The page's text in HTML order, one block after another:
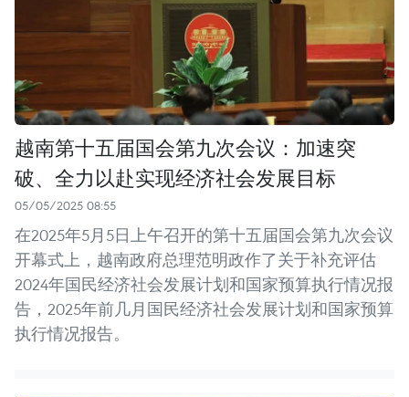
越南第十五届国会第九次会议：加速突
破、全力以赴实现经济社会发展目标
05/05/2025 08:55
在2025年5月5日上午召开的第十五届国会第九次会议
开幕式上，越南政府总理范明政作了关于补充评估
2024年国民经济社会发展计划和国家预算执行情况报
告，2025年前几月国民经济社会发展计划和国家预算
执行情况报告。